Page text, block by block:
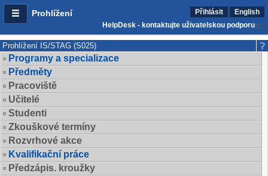
Prohlížení Přihlásit
English
HelpDesk - kontaktujte uživatelskou podporu
Prohlížení IS/STAG (S025)
Programy a specializace
Předměty
Pracoviště
Učitelé
Studenti
Zkouškové termíny
Rozvrhové akce
Kvalifikační práce
Předzápis. kroužky